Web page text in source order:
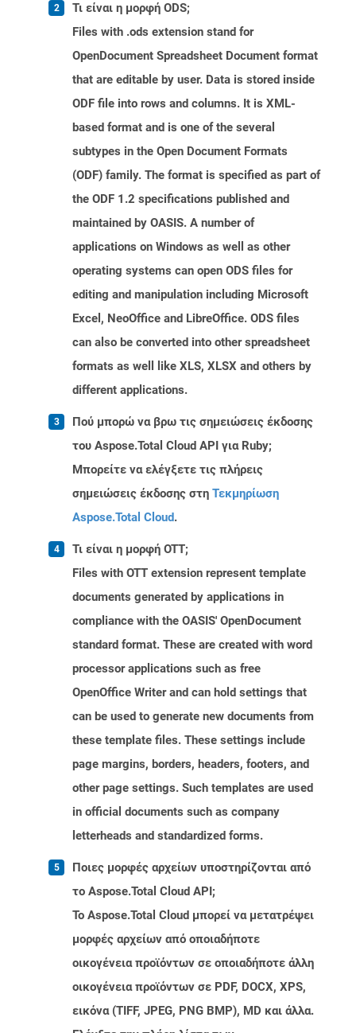
Τι είναι η μορφή ODS;
Files with .ods extension stand for
OpenDocument Spreadsheet Document format
that are editable by user. Data is stored inside
ODF file into rows and columns. It is XML-
based format and is one of the several
subtypes in the Open Document Formats
(ODF) family. The format is specified as part of
the ODF 1.2 specifications published and
maintained by OASIS. A number of
applications on Windows as well as other
operating systems can open ODS files for
editing and manipulation including Microsoft
Excel, NeoOffice and LibreOffice. ODS files
can also be converted into other spreadsheet
formats as well like XLS, XLSX and others by
different applications.
Πού μπορώ να βρω τις σημειώσεις έκδοσης
του Aspose.Total Cloud API για Ruby;
Μπορείτε να ελέγξετε τις πλήρεις
σημειώσεις έκδοσης στη Τεκμηρίωση
Aspose.Total Cloud.
Τι είναι η μορφή OTT;
Files with OTT extension represent template
documents generated by applications in
compliance with the OASIS' OpenDocument
standard format. These are created with word
processor applications such as free
OpenOffice Writer and can hold settings that
can be used to generate new documents from
these template files. These settings include
page margins, borders, headers, footers, and
other page settings. Such templates are used
in official documents such as company
letterheads and standardized forms.
Ποιες μορφές αρχείων υποστηρίζονται από
το Aspose.Total Cloud API;
Το Aspose.Total Cloud μπορεί να μετατρέψει
μορφές αρχείων από οποιαδήποτε
οικογένεια προϊόντων σε οποιαδήποτε άλλη
οικογένεια προϊόντων σε PDF, DOCX, XPS,
εικόνα (TIFF, JPEG, PNG BMP), MD και άλλα.